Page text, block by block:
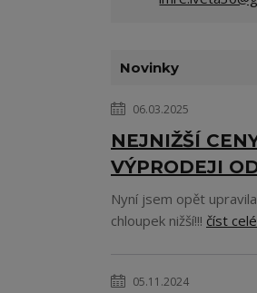
Novinky
06.03.2025
NEJNIŽŠÍ
VÝPRODEJI
Nyní jsem opět
chloupek nižší!!! číst celé
05.11.2024